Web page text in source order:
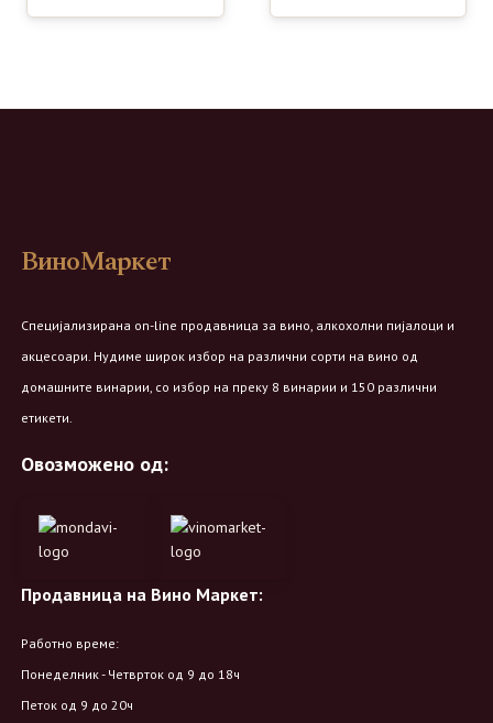
ВиноМаркет
Специјализирана on-line продавница за вино, алкохолни пијалоци и
акцесоари. Нудиме широк избор на различни сорти на вино од
домашните винарии, со избор на преку 8 винарии и 150 различни
етикети.
Овозможено од:
Продавница на Вино Маркет:
Работно време:
Понеделник - Четврток од 9 до 18ч
Петок од 9 до 20ч